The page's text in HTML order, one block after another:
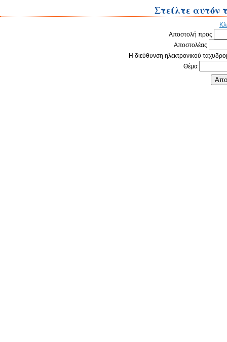
Στείλτε αυτόν
Αποστολή προς
Αποστολέας
Η διεύθυνση ηλεκτρονικού
Θέμα